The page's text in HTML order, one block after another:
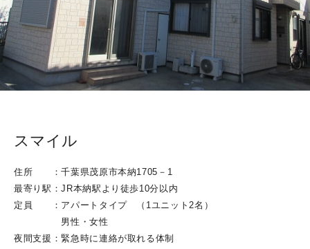
スマイル
住所 ：千葉県茂原市本納1705－1
最寄り駅：JR本納駅より徒歩10分以内
定員 ：アパートタイプ （1ユニット2名）
男性・女性
夜間支援：緊急時に連絡が取れる体制